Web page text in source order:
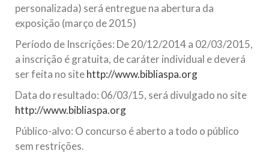
personalizada) será entregue na abertura da
exposição (março de 2015)
Período de Inscrições: De 20/12/2014 a 02/03/2015,
a inscrição é gratuita, de caráter individual e deverá
ser feita no sitehttp://www.bibliaspa.org
Data do resultado: 06/03/15, será divulgado no site
http://www.bibliaspa.org
Público-alvo: O concurso é aberto a todo o público
sem restrições.